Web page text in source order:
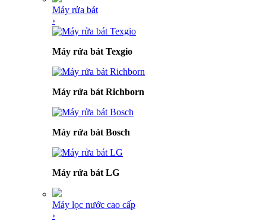
Máy rửa bát
›
Máy rửa bát Texgio
Máy rửa bát Richborn
Máy rửa bát Bosch
Máy rửa bát LG
Máy lọc nước cao cấp
›